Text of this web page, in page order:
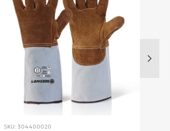
SKU: 304400020